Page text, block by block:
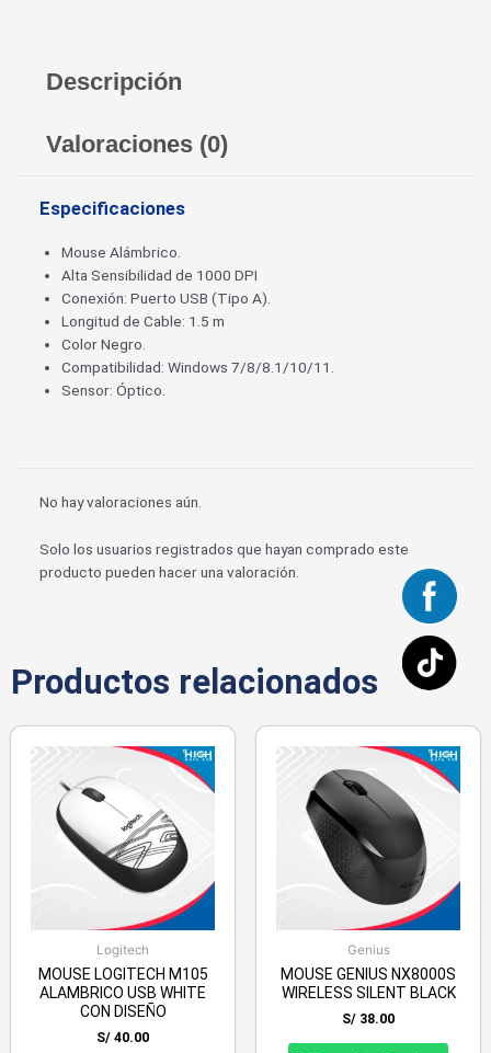
Descripción
Valoraciones (0)
Especificaciones
Mouse Alámbrico.
Alta Sensibilidad de 1000 DPI
Conexión: Puerto USB (Tipo A).
Longitud de Cable: 1.5 m
Color Negro.
Compatibilidad: Windows 7/8/8.1/10/11.
Sensor: Óptico.
No hay valoraciones aún.
Solo los usuarios registrados que hayan comprado este
producto pueden hacer una valoración.
Productos relacionados
Logitech
MOUSE LOGITECH M105
ALAMBRICO USB WHITE
CON DISEÑO
S/ 40.00
Genius
MOUSE GENIUS NX8000S
WIRELESS SILENT BLACK
S/ 38.00